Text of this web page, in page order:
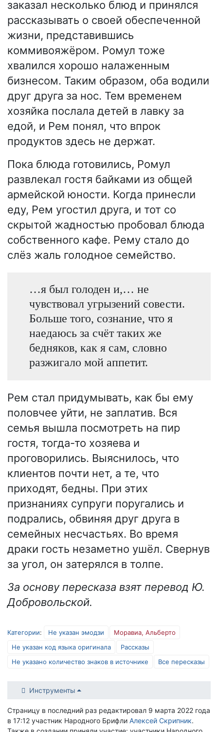
заказал несколько блюд и принялся
рассказывать о своей обеспеченной
жизни, представившись
коммивояжёром. Ромул тоже
хвалился хорошо налаженным
бизнесом. Таким образом, оба водили
друг друга за нос. Тем временем
хозяйка послала детей в лавку за
едой, и Рем понял, что впрок
продуктов здесь не держат.
Пока блюда готовились, Ромул
развлекал гостя байками из общей
армейской юности. Когда принесли
еду, Рем угостил друга, и тот со
скрытой жадностью пробовал блюда
собственного кафе. Рему стало до
слёз жаль голодное семейство.
…я был голоден и,… не
чувствовал угрызений совести.
Больше того, сознание, что я
наедаюсь за счёт таких же
бедняков, как я сам, словно
разжигало мой аппетит.
Рем стал придумывать, как бы ему
половчее уйти, не заплатив. Вся
семья вышла посмотреть на пир
гостя, тогда-то хозяева и
проговорились. Выяснилось, что
клиентов почти нет, а те, что
приходят, бедны. При этих
признаниях супруги поругались и
подрались, обвиняя друг друга в
семейных несчастьях. Во время
драки гость незаметно ушёл. Свернув
за угол, он затерялся в толпе.
За основу пересказа взят перевод Ю.
Добровольской.
Категории: Не указан эмодзи
Моравиа, Альберто
Не указан код языка оригинала
Рассказы
Не указано количество знаков в источнике
Все пересказы
Инструменты
Страницу в последний раз редактировал 9 марта 2022 года
в 17:12 участник Народного Брифли Алексей Скрипник.